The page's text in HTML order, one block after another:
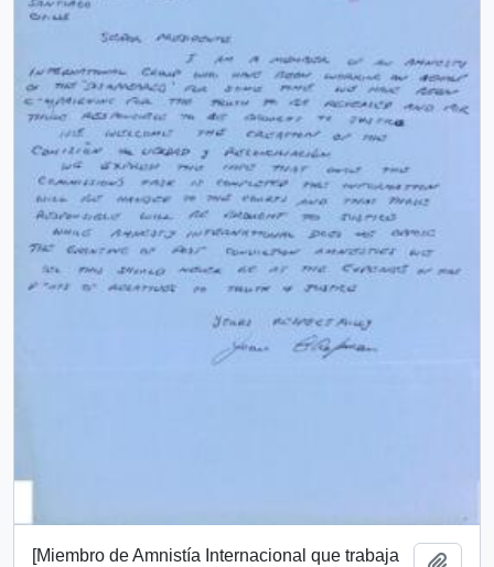
[Miembro de Amnistía Internacional que trabaja